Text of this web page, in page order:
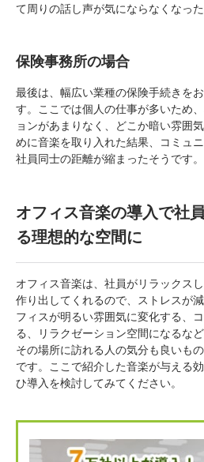
て周りの話し声が気にならなくなった
保険事務所の場合
最後は、幅広い業種の保険手続きを
す。ここでは個人の仕事が多いため
ョンがあまりなく、どこか暗い雰囲
めに音楽を取り入れた結果、コミュ
社員同士の距離が縮まったそうです。
オフィス音楽の導入で社
る理想的な空間に
オフィス音楽は、社員がリラックス
作り出してくれるので、ストレスが
フィスが明るい雰囲気に変化する、
る、リラクゼーション空間になるな
その場所に訪れる人の気分も良いも
です。ここで紹介した音楽が与える
ひ導入を検討してみてください。